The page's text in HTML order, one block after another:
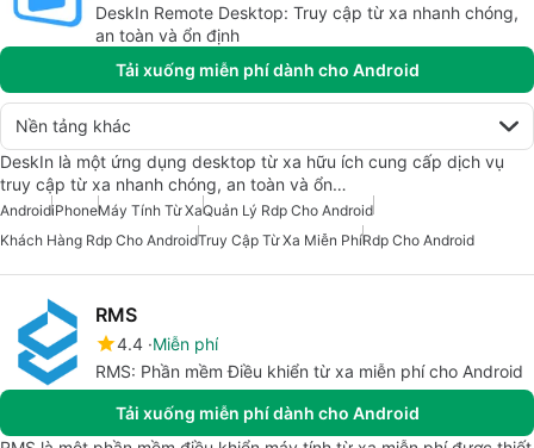
DeskIn Remote Desktop: Truy cập từ xa nhanh chóng,
an toàn và ổn định
Tải xuống miễn phí dành cho Android
Nền tảng khác
DeskIn là một ứng dụng desktop từ xa hữu ích cung cấp dịch vụ
truy cập từ xa nhanh chóng, an toàn và ổn…
AndroidiPhoneMáy Tính Từ XaQuản Lý Rdp Cho Android
Khách Hàng Rdp Cho AndroidTruy Cập Từ Xa Miễn PhíRdp Cho Android
RMS
4.4 Miễn phí
RMS: Phần mềm Điều khiển từ xa miễn phí cho Android
Tải xuống miễn phí dành cho Android